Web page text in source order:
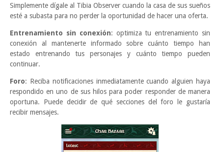
Simplemente dígale al Tibia Observer cuando la casa de sus sueños
esté a subasta para no perder la oportunidad de hacer una oferta.
Entrenamiento sin conexión: optimiza tu entrenamiento sin
conexión al mantenerte informado sobre cuánto tiempo han
estado entrenando tus personajes y cuánto tiempo pueden
continuar.
Foro: Reciba notificaciones inmediatamente cuando alguien haya
respondido en uno de sus hilos para poder responder de manera
oportuna. Puede decidir de qué secciones del foro le gustaría
recibir mensajes.